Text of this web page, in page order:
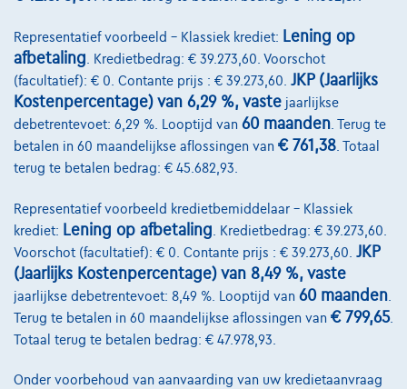
Fiat DobloL2 Heavy 15 HDi 100cv
12/2024
21.379 km Diesel Manueel 75 kW ( 102 PK )
€18.190 1 ✓BTW aftrekbaar
Vanaf€274,66/maandmet een laatste
Representatief voorbeeld – Klassiek krediet: Lening op
afbetaling . Kredietbedrag: € 39.273,60. Voorschot
(facultatief): € 0. Contante prijs : € 39.273,60. JKP (Jaarlijks
Kostenpercentage) van 6,29 %, vaste jaarlijkse
debetrentevoet: 6,29 %. Looptijd van 60 maanden . Terug te
betalen in 60 maandelijkse aflossingen van € 761,38 . Totaal
terug te betalen bedrag: € 45.682,93.
Representatief voorbeeld kredietbemiddelaar – Klassiek
krediet: Lening op afbetaling . Kredietbedrag: € 39.273,60.
Voorschot (facultatief): € 0. Contante prijs : € 39.273,60. JKP
(Jaarlijks Kostenpercentage) van 8,49 %, vaste
jaarlijkse debetrentevoet: 8,49 %. Looptijd van 60 maanden
Terug te betalen in 60 maandelijkse aflossingen van € 799,65.
Totaal terug te betalen bedrag: € 47.978,93.
Onder voorbehoud van aanvaarding van uw kredietaanvraag